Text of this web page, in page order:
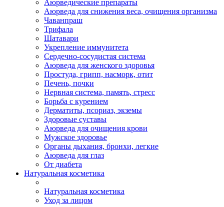
Аюрведические препараты
Аюрведа для снижения веса, очищения организма
Чаванпраш
Трифала
Шатавари
Укрепление иммунитета
Сердечно-сосудистая система
Аюрведа для женского здоровья
Простуда, грипп, насморк, отит
Печень, почки
Нервная система, память, стресс
Борьба с курением
Дерматиты, псориаз, экземы
Здоровые суставы
Аюрведа для очищения крови
Мужское здоровье
Органы дыхания, бронхи, легкие
Аюрведа для глаз
От диабета
Натуральная косметика
Натуральная косметика
Уход за лицом